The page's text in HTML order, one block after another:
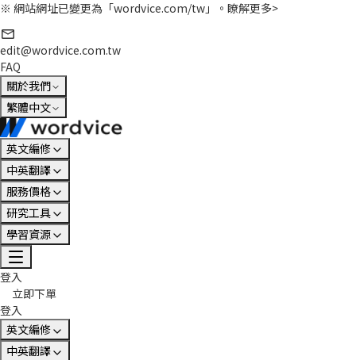
※ 網站網址已變更為「wordvice.com/tw」。 瞭解更多>
edit@wordvice.com.tw
FAQ
關於我們
繁體中文
英文編修
中英翻譯
服務價格
研究工具
學習資源
登入
立即下單
登入
英文編修
中英翻譯